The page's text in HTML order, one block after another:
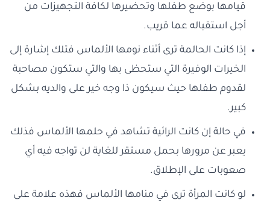
قيامها بوضع طفلها وتحضيرها لكافة التجهيزات من
أجل استقباله عما قريب.
إذا كانت الحالمة ترى أثناء نومها الألماس فتلك إشارة إلى
الخيرات الوفيرة التي ستحظى بها والتي ستكون مصاحبة
لقدوم طفلها حيث سيكون ذا وجه خير على والديه بشكل
كبير.
في حالة إن كانت الرائية تشاهد في حلمها الألماس فذلك
يعبر عن مرورها بحمل مستقر للغاية لن تواجه فيه أي
صعوبات على الإطلاق.
لو كانت المرأة ترى في منامها الألماس فهذه علامة على